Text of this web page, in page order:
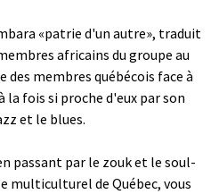
«patrie d'un autre», traduit
africains du groupe au
membres québécois face à
fois si proche d'eux par son
et le blues.
passant par le zouk et le soul-
multiculturel de Québec, vous